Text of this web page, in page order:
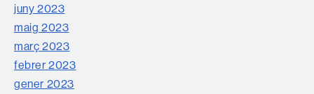
juny 2023
maig 2023
març 2023
febrer 2023
gener 2023